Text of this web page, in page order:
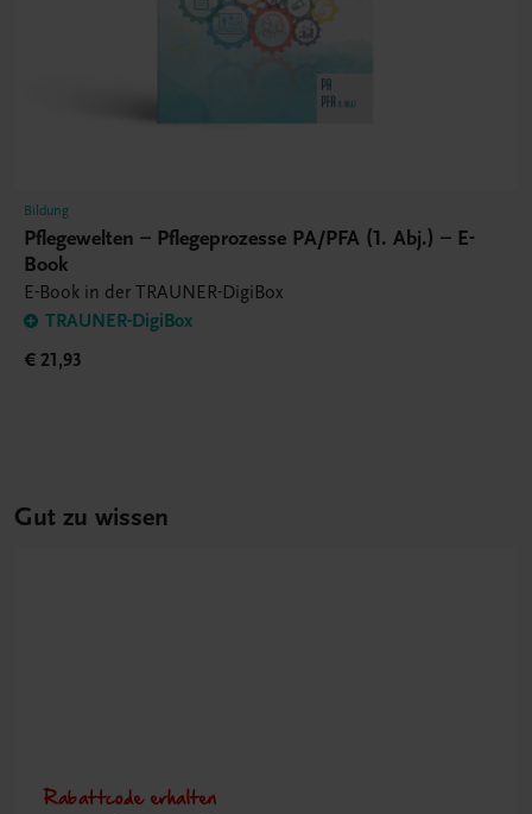
Bildung
Pflegewelten – Pflegeprozesse PA/PFA (1. Abj.) – E-
Book
E-Book in der TRAUNER-DigiBox
TRAUNER-DigiBox
€ 21,93
Gut zu wissen
Rabattcode erhalten